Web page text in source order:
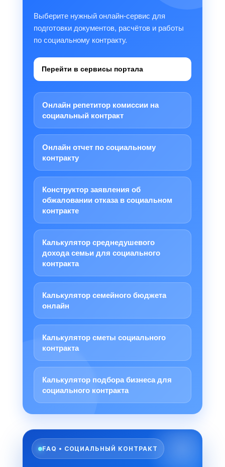
Выберите нужный онлайн-сервис для
подготовки документов, расчётов и работы
по социальному контракту.
Перейти в сервисы портала
Онлайн репетитор комиссии на
социальный контракт
Онлайн отчет по социальному
контракту
Конструктор заявления об
обжаловании отказа в социальном
контракте
Калькулятор среднедушевого
дохода семьи для социального
контракта
Калькулятор семейного бюджета
онлайн
Калькулятор сметы социального
контракта
Калькулятор подбора бизнеса для
социального контракта
FAQ • СОЦИАЛЬНЫЙ КОНТРАКТ